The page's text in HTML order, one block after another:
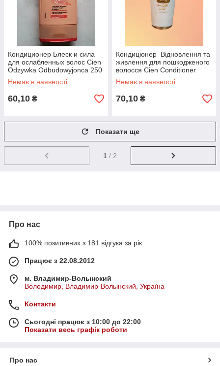
Кондиционер Блеск и сила
для ослабленных волос Cien
Odzywka Odbudowyjonca 250
мл
Немає в наявності
60,10 ₴
Кондиціонер Відновлення та
живлення для пошкодженого
волосся Cien Conditioner
Repair 300 мл
Немає в наявності
70,10 ₴
Показати ще
1 / 2
Про нас
100% позитивних з 181 відгука за рік
Працює з 22.08.2012
м. Владимир-Волынский
Володимир, Владимир-Волынский, Україна
Контакти
Сьогодні працює з 10:00 до 22:00
Показати весь графік роботи
Про нас